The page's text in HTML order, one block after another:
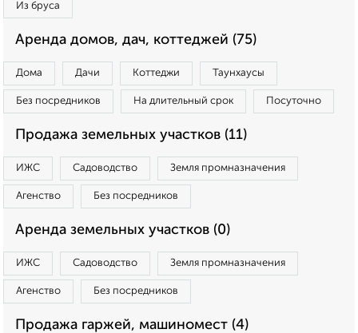
Из бруса
Аренда домов, дач, коттеджей (75)
Дома Дачи Коттеджи Таунхаусы
Без посредников На длительный срок Посуточно
Продажа земельных участков (11)
ИЖС Садоводство Земля промназначения
Агенство Без посредников
Аренда земельных участков (0)
ИЖС Садоводство Земля промназначения
Агенство Без посредников
Продажа гаржей, машиномест (4)